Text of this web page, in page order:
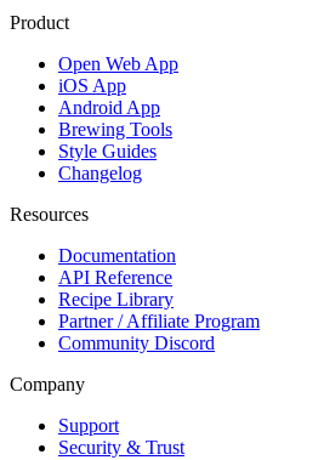
Product
Open Web App
iOS App
Android App
Brewing Tools
Style Guides
Changelog
Resources
Documentation
API Reference
Recipe Library
Partner / Affiliate Program
Community Discord
Company
Support
Security & Trust